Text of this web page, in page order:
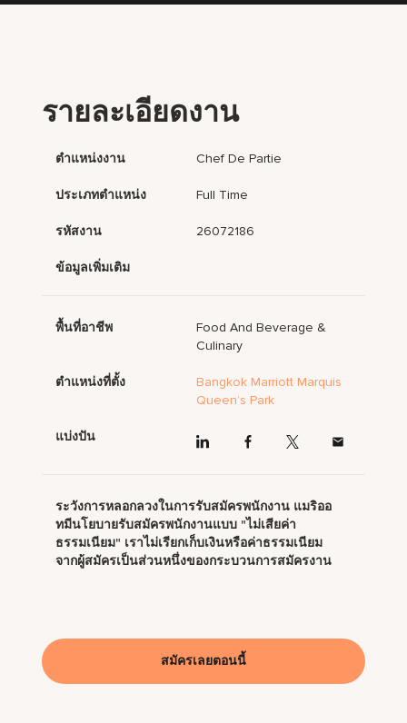
รายละเอียดงาน
ตำแหน่งงาน Chef De Partie
ประเภทตำแหน่ง Full Time
รหัสงาน 26072186
ข้อมูลเพิ่มเติม
พื้นที่อาชีพ
Food And Beverage &
Culinary
ตำแหน่งที่ตั้ง
Bangkok Marriott Marquis
Queen’s Park
แบ่งปัน
ระวังการหลอกลวงในการรับสมัครพนักงาน แมริออ
ทมีนโยบายรับสมัครพนักงานแบบ "ไม่เสียค่า
ธรรมเนียม" เราไม่เรียกเก็บเงินหรือค่าธรรมเนียม
จากผู้สมัครเป็นส่วนหนึ่งของกระบวนการสมัครงาน
สมัครเลยตอนนี้